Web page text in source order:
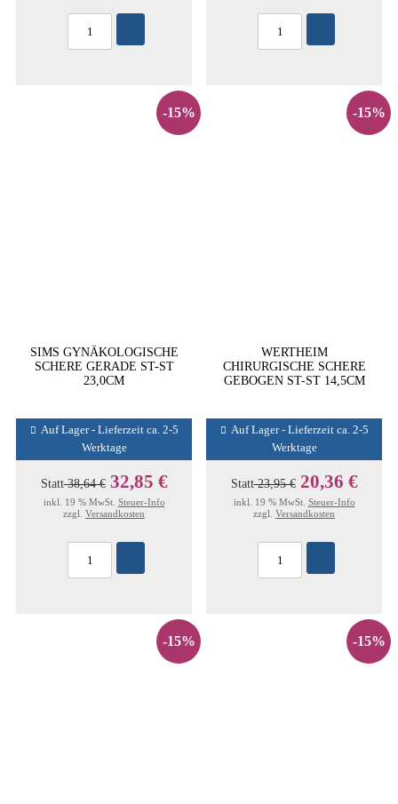
-15%
SIMS GYNÄKOLOGISCHE
SCHERE GERADE ST-ST
23,0CM
Auf Lager - Lieferzeit ca. 2-5
Werktage
Statt38,64 € 32,85 €
inkl. 19 % MwSt. Steuer-Info
zzgl. Versandkosten
-15%
WERTHEIM
CHIRURGISCHE SCHERE
GEBOGEN ST-ST 14,5CM
Auf Lager - Lieferzeit ca. 2-5
Werktage
Statt23,95 € 20,36 €
inkl. 19 % MwSt. Steuer-Info
zzgl. Versandkosten
-15% -15%